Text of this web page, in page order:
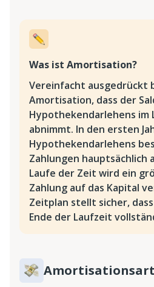
Was ist Amortisation?
Vereinfacht ausgedrückt
Amortisation, dass der
Hypothekendarlehens im
abnimmt. In den ersten
Hypothekendarlehens
Zahlungen hauptsächlich
Laufe der Zeit wird ein
Zahlung auf das Kapital
Zeitplan stellt sicher,
Ende der Laufzeit